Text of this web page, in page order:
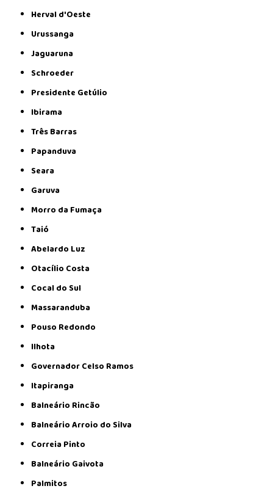
Herval d'Oeste
Urussanga
Jaguaruna
Schroeder
Presidente Getúlio
Ibirama
Três Barras
Papanduva
Seara
Garuva
Morro da Fumaça
Taió
Abelardo Luz
Otacílio Costa
Cocal do Sul
Massaranduba
Pouso Redondo
Ilhota
Governador Celso Ramos
Itapiranga
Balneário Rincão
Balneário Arroio do Silva
Correia Pinto
Balneário Gaivota
Palmitos